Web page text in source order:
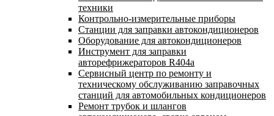
техники
Контрольно-измерительные приборы
Станции для заправки автокондиционеров
Оборудование для автокондиционеров
Инструмент для заправки
авторефрижераторов R404a
Сервисный центр по ремонту и
техническому обслуживанию заправочных
станций для автомобильных кондиционеров
Ремонт трубок и шлангов